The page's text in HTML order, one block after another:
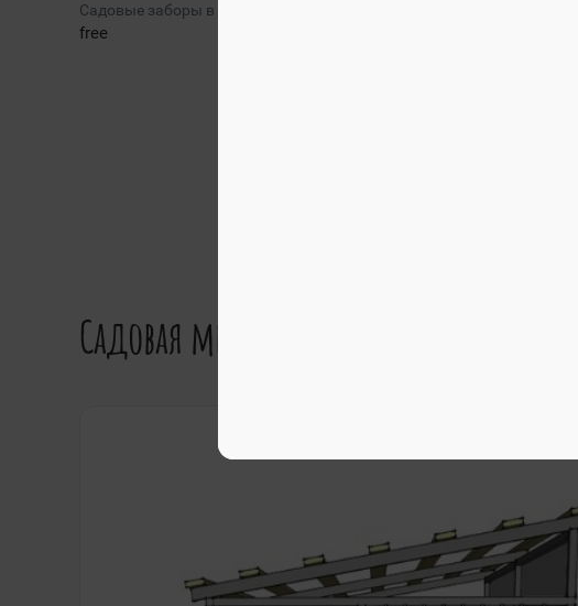
Садовые заборы в Тюмени
free
Садовая мебель в Тюмени.